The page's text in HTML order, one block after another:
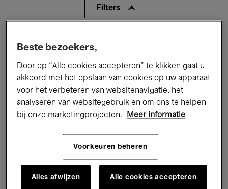
Filters
Tentoonstellingen Films
Performances Lezingen & Debatten
Jazz Klassieke Muziek Global Music
Elektronische Muziek
Voor iedereen Kids’ Palace
Beste bezoekers,
Door op “Alle cookies accepteren” te klikken gaat u
akkoord met het opslaan van cookies op uw apparaat
voor het verbeteren van websitenavigatie, het
analyseren van websitegebruik en om ons te helpen
bij onze marketingprojecten.
Meer informatie
Voorkeuren beheren
Alles afwijzen Alle cookies accepteren